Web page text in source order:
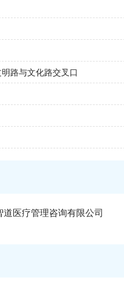
路与文化路交叉口
医疗管理咨询有限公司